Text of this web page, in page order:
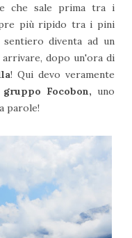
che sale prima tra i
più ripido tra i pini
diventa ad un
dopo un'ora di
! Qui devo veramente
Focobon, uno
parole!